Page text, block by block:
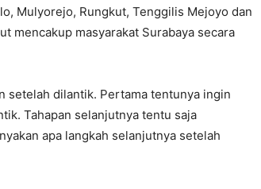
Mulyorejo, Rungkut, Tenggilis Mejoyo dan
mencakup masyarakat Surabaya secara
setelah dilantik. Pertama tentunya ingin
Tahapan selanjutnya tentu saja
apa langkah selanjutnya setelah